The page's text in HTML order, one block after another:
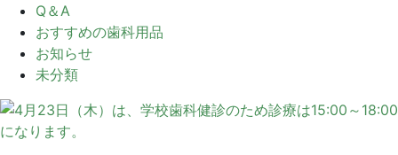
Q＆A
おすすめの歯科用品
お知らせ
未分類